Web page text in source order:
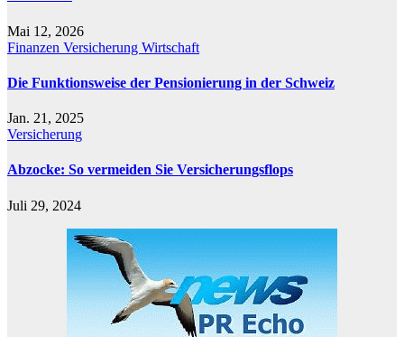
Mai 12, 2026
Finanzen Versicherung Wirtschaft
Die Funktionsweise der Pensionierung in der Schweiz
Jan. 21, 2025
Versicherung
Abzocke: So vermeiden Sie Versicherungsflops
Juli 29, 2024